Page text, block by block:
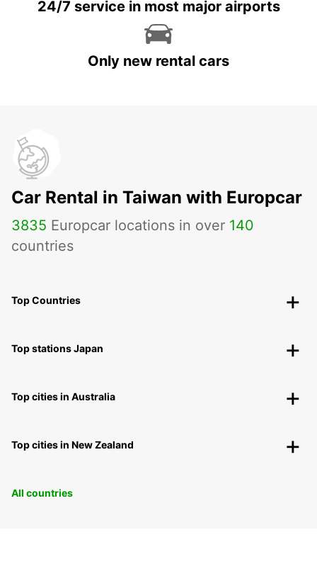
24/7 service in most major airports
Only new rental cars
Car Rental in Taiwan with Europcar
3835 Europcar locations in over 140
countries
Top Countries
Top stations Japan
Top cities in Australia
Top cities in New Zealand
All countries